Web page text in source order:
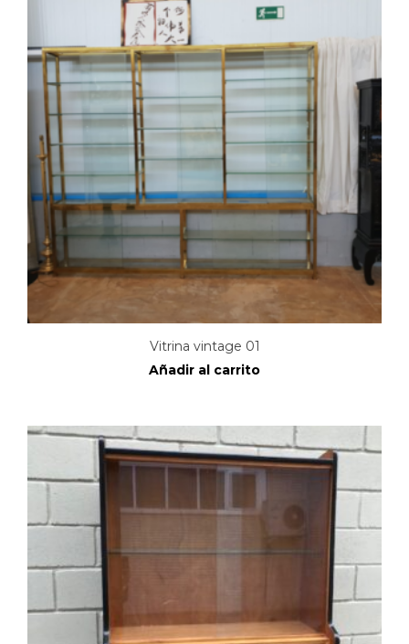
Vitrina vintage 01
Añadir al carrito